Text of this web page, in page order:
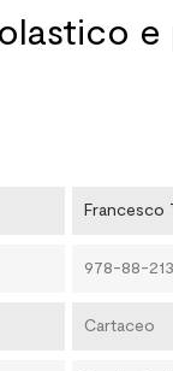
e
Francesco
978-88-
Cartaceo